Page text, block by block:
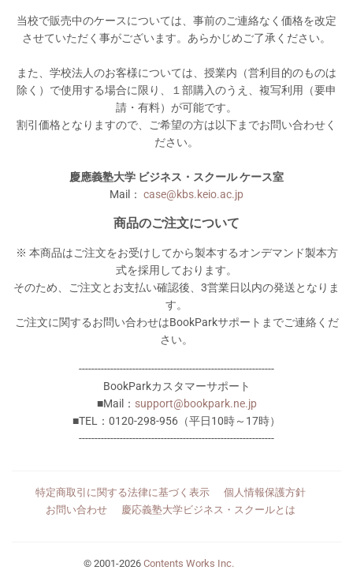
当校で販売中のケースについては、事前のご連絡なく価格を改定
させていただく事がございます。あらかじめご了承ください。
また、学校法人のお客様については、授業内（営利目的のものは
除く）で使用する場合に限り、１部購入のうえ、複写利用（要申
請・有料）が可能です。
割引価格となりますので、ご希望の方は以下までお問い合わせく
ださい。
慶應義塾大学 ビジネス・スクール ケース室
Mail： case@kbs.keio.ac.jp
商品のご注文について
※ 本商品はご注文をお受けしてから製本するオンデマンド製本方
式を採用しております。
そのため、ご注文とお支払い確認後、3営業日以内の発送となりま
す。
ご注文に関するお問い合わせはBookParkサポートまでご連絡くだ
さい。
--------------------------------------------------------------
BookParkカスタマーサポート
■Mail： support@bookpark.ne.jp
■TEL：0120-298-956（平日10時～17時）
--------------------------------------------------------------
特定商取引に関する法律に基づく表示
個人情報保護方針
お問い合わせ
慶応義塾大学ビジネス・スクールとは
© 2001-2026 Contents Works Inc.